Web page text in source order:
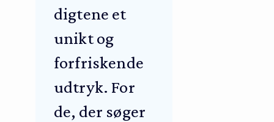
digtene et
unikt og
forfriskende
udtryk. For
de, der søger